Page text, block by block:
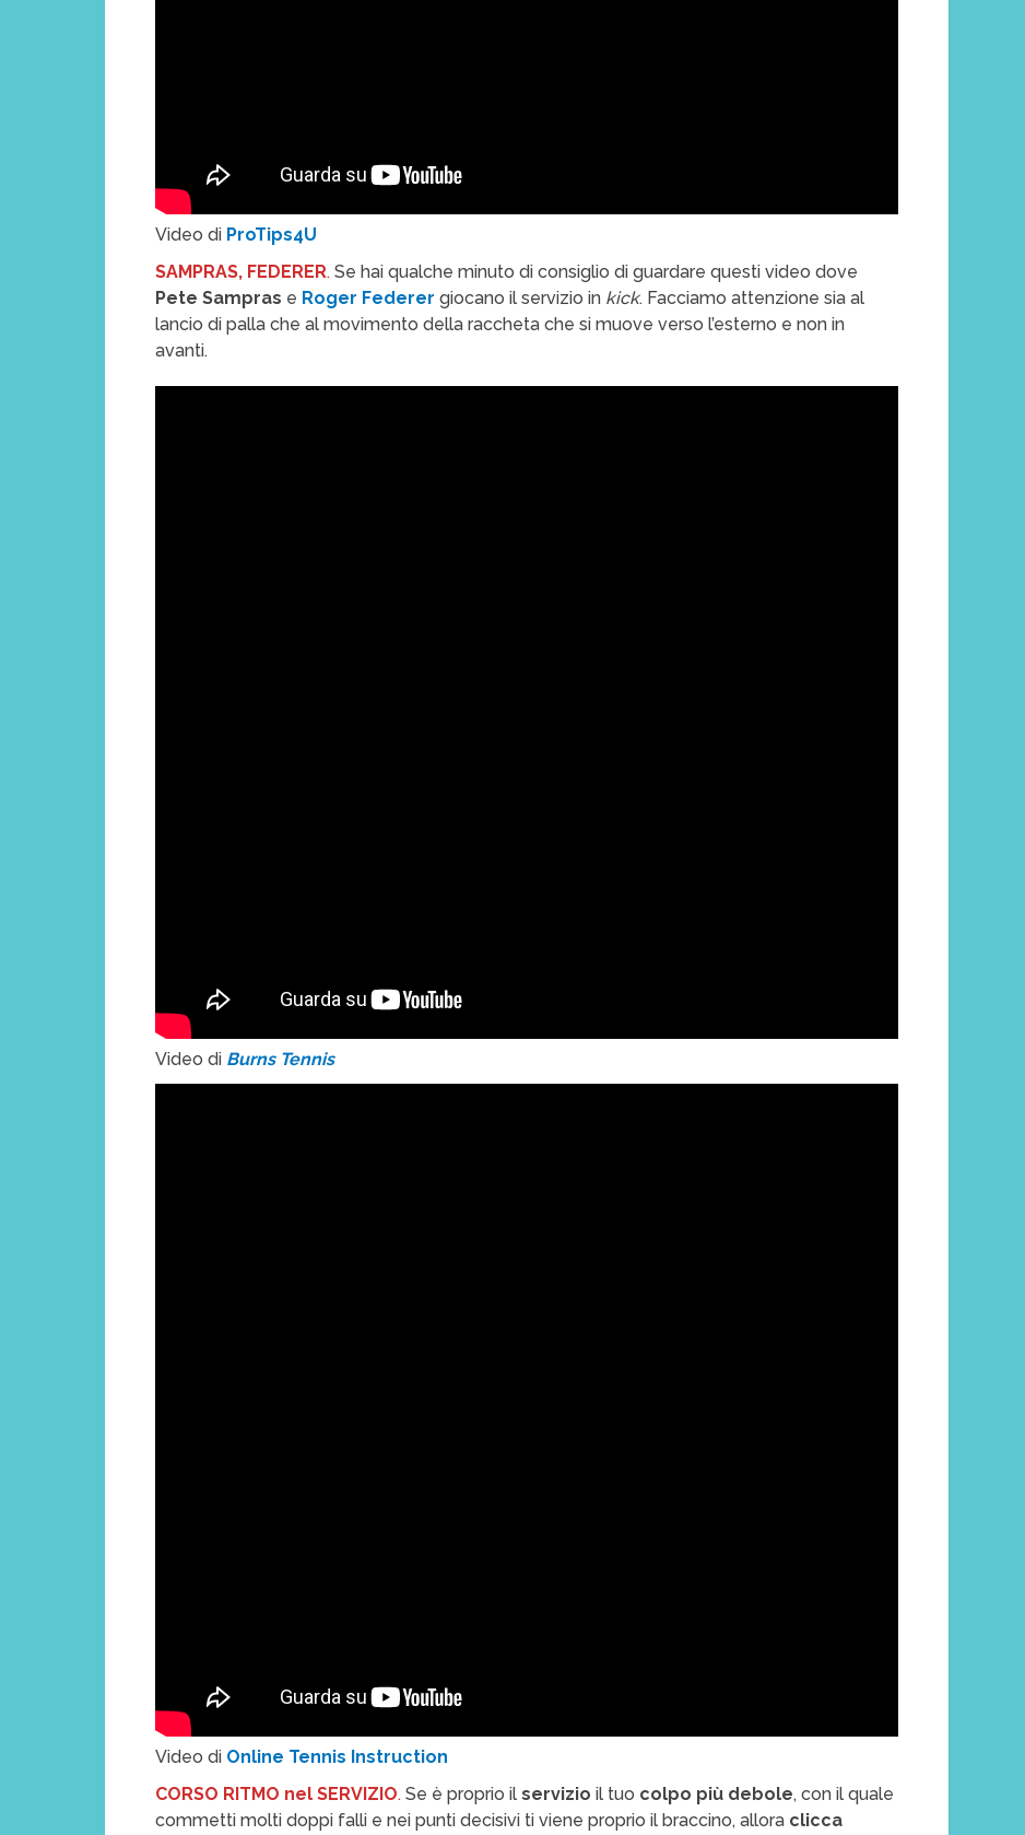
Video di ProTips4U
SAMPRAS, FEDERER. Se hai qualche minuto di consiglio di guardare questi video dove
Pete Sampras e Roger Federer giocano il servizio in kick. Facciamo attenzione sia al
lancio di palla che al movimento della raccheta che si muove verso l’esterno e non in
avanti.
Video di Burns Tennis
Video di Online Tennis Instruction
CORSO RITMO nel SERVIZIO. Se è proprio ilservizio il tuo colpo più debole, con il quale
commetti molti doppi falli e nei punti decisivi ti viene proprio il braccino, allora clicca